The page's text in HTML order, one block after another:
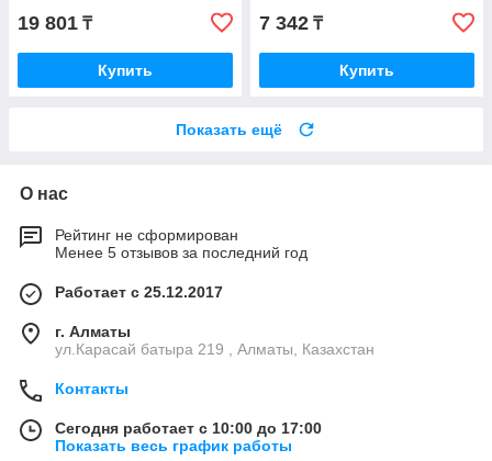
19 801 ₸
Купить
7 342 ₸
Купить
Показать ещё
О нас
Рейтинг не сформирован
Менее 5 отзывов за последний год
Работает с 25.12.2017
г. Алматы
ул.Карасай батыра 219 , Алматы, Казахстан
Контакты
Сегодня работает с 10:00 до 17:00
Показать весь график работы